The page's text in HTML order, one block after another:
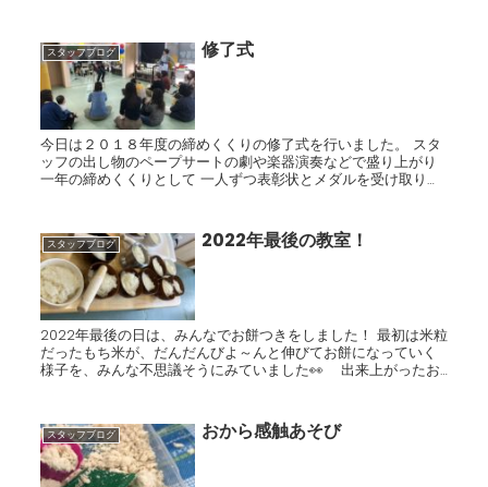
スタッフブログ 修了式
今日は２０１８年度の締めくくりの修了式を行いました。 スタ
ッフの出し物のペープサートの劇や楽器演奏などで盛り上がり
一年の締めくくりとして 一人ずつ表彰状とメダルを受け取りま
スタッフブログ 2022年最後の教室！
2022年最後の日は、みんなでお餅つきをしました！ 最初は米粒
だったもち米が、だんだんびよ～んと伸びてお餅になっていく
様子を、みんな不思議そうにみていました👀 出来上がったお
スタッフブログ おから感触あそび